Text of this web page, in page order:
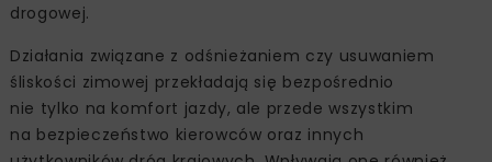
drogowej.
Działania związane z odśnieżaniem czy usuwaniem
śliskości zimowej przekładają się bezpośrednio
nie tylko na komfort jazdy, ale przede wszystkim
na bezpieczeństwo kierowców oraz innych